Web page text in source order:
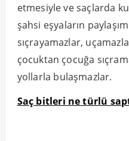
etmesiyle ve saçlarda
şahsi eşyaların
sıçrayamazlar,
çocuktan çocuğa
yollarla bulaşmazlar.
Saç bitleri ne türlü